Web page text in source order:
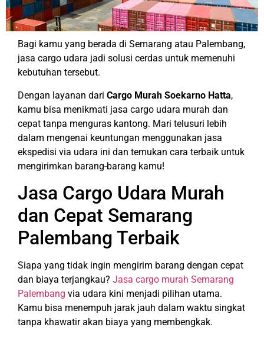
Bagi kamu yang berada di Semarang atau Palembang,
jasa cargo udara jadi solusi cerdas untuk memenuhi
kebutuhan tersebut.
Dengan layanan dari Cargo Murah Soekarno Hatta,
kamu bisa menikmati jasa cargo udara murah dan
cepat tanpa menguras kantong. Mari telusuri lebih
dalam mengenai keuntungan menggunakan jasa
ekspedisi via udara ini dan temukan cara terbaik untuk
mengirimkan barang-barang kamu!
Jasa Cargo Udara Murah
dan Cepat Semarang
Palembang Terbaik
Siapa yang tidak ingin mengirim barang dengan cepat
dan biaya terjangkau? Jasa cargo murah Semarang
Palembang via udara kini menjadi pilihan utama.
Kamu bisa menempuh jarak jauh dalam waktu singkat
tanpa khawatir akan biaya yang membengkak.